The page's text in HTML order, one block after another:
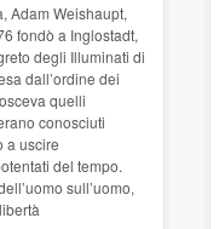
Adam Weishaupt,
fondò a Inglostadt,
degli Illuminati di
dall’ordine dei
quelli
conosciuti
a uscire
del tempo.
sull’uomo,